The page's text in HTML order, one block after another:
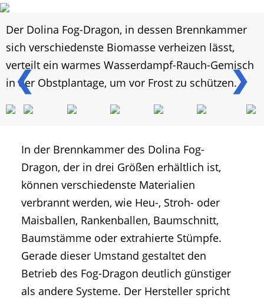
❮ ❯
Der Dolina Fog-Dragon, in dessen Brennkammer
sich verschiedenste Biomasse verheizen lässt,
verteilt ein warmes Wasserdampf-Rauch-Gemisch
in der Obstplantage, um vor Frost zu schützen.
In der Brennkammer des Dolina Fog-
Dragon, der in drei Größen erhältlich ist,
können verschiedenste Materialien
verbrannt werden, wie Heu-, Stroh- oder
Maisballen, Rankenballen, Baumschnitt,
Baumstämme oder extrahierte Stümpfe.
Gerade dieser Umstand gestaltet den
Betrieb des Fog-Dragon deutlich günstiger
als andere Systeme. Der Hersteller spricht